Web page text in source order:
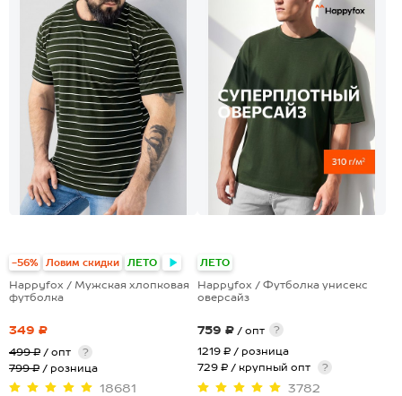
-56% Ловим скидки ЛЕТО
Happyfox / Мужская хлопковая
футболка
349 ₽
499 ₽ / опт
?
799 ₽ / розница
18681
ЛЕТО
Happyfox / Футболка унисекс
оверсайз
759 ₽ / опт
?
1219 ₽ / розница
729 ₽ / крупный опт
?
3782